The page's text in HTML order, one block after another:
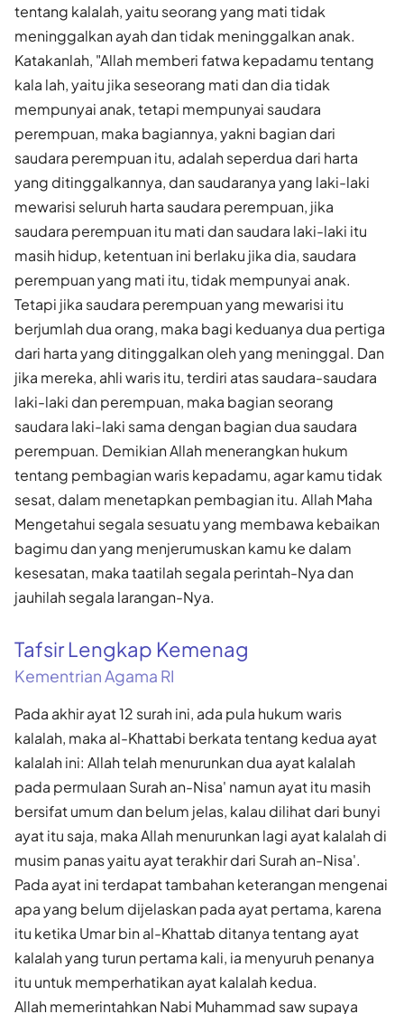
tentang kalalah, yaitu seorang yang mati tidak
meninggalkan ayah dan tidak meninggalkan anak.
Katakanlah, "Allah memberi fatwa kepadamu tentang
kala lah, yaitu jika seseorang mati dan dia tidak
mempunyai anak, tetapi mempunyai saudara
perempuan, maka bagiannya, yakni bagian dari
saudara perempuan itu, adalah seperdua dari harta
yang ditinggalkannya, dan saudaranya yang laki-laki
mewarisi seluruh harta saudara perempuan, jika
saudara perempuan itu mati dan saudara laki-laki itu
masih hidup, ketentuan ini berlaku jika dia, saudara
perempuan yang mati itu, tidak mempunyai anak.
Tetapi jika saudara perempuan yang mewarisi itu
berjumlah dua orang, maka bagi keduanya dua pertiga
dari harta yang ditinggalkan oleh yang meninggal. Dan
jika mereka, ahli waris itu, terdiri atas saudara-saudara
laki-laki dan perempuan, maka bagian seorang
saudara laki-laki sama dengan bagian dua saudara
perempuan. Demikian Allah menerangkan hukum
tentang pembagian waris kepadamu, agar kamu tidak
sesat, dalam menetapkan pembagian itu. Allah Maha
Mengetahui segala sesuatu yang membawa kebaikan
bagimu dan yang menjerumuskan kamu ke dalam
kesesatan, maka taatilah segala perintah-Nya dan
jauhilah segala larangan-Nya.
Tafsir Lengkap Kemenag
Kementrian Agama RI
Pada akhir ayat 12 surah ini, ada pula hukum waris
kalalah, maka al-Khattabi berkata tentang kedua ayat
kalalah ini: Allah telah menurunkan dua ayat kalalah
pada permulaan Surah an-Nisa' namun ayat itu masih
bersifat umum dan belum jelas, kalau dilihat dari bunyi
ayat itu saja, maka Allah menurunkan lagi ayat kalalah di
musim panas yaitu ayat terakhir dari Surah an-Nisa'.
Pada ayat ini terdapat tambahan keterangan mengenai
apa yang belum dijelaskan pada ayat pertama, karena
itu ketika Umar bin al-Khattab ditanya tentang ayat
kalalah yang turun pertama kali, ia menyuruh penanya
itu untuk memperhatikan ayat kalalah kedua.
Allah memerintahkan Nabi Muhammad saw supaya